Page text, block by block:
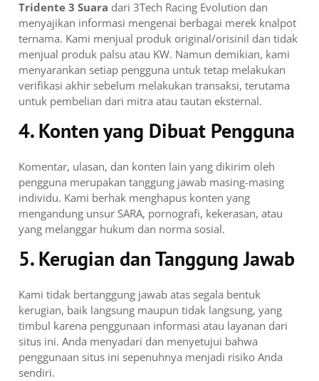
Tridente 3 Suara dari 3Tech Racing Evolution dan
menyajikan informasi mengenai berbagai merek knalpot
ternama. Kami menjual produk original/orisinil dan tidak
menjual produk palsu atau KW. Namun demikian, kami
menyarankan setiap pengguna untuk tetap melakukan
verifikasi akhir sebelum melakukan transaksi, terutama
untuk pembelian dari mitra atau tautan eksternal.
4. Konten yang Dibuat Pengguna
Komentar, ulasan, dan konten lain yang dikirim oleh
pengguna merupakan tanggung jawab masing-masing
individu. Kami berhak menghapus konten yang
mengandung unsur SARA, pornografi, kekerasan, atau
yang melanggar hukum dan norma sosial.
5. Kerugian dan Tanggung Jawab
Kami tidak bertanggung jawab atas segala bentuk
kerugian, baik langsung maupun tidak langsung, yang
timbul karena penggunaan informasi atau layanan dari
situs ini. Anda menyadari dan menyetujui bahwa
penggunaan situs ini sepenuhnya menjadi risiko Anda
sendiri.